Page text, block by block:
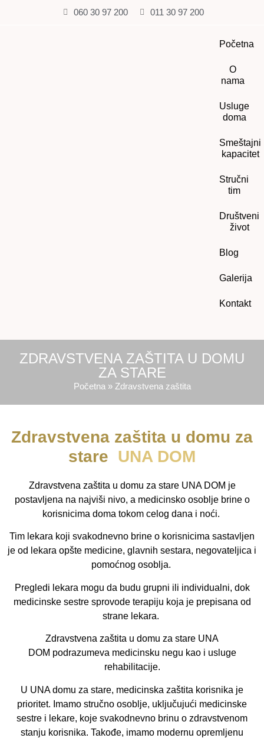
060 30 97 200 011 30 97 200
Početna
O
nama
Usluge
doma
Smeštajni
kapacitet
Stručni
tim
Društveni
život
Blog
Galerija
Kontakt
ZDRAVSTVENA ZAŠTITA U DOMU
ZA STARE
Početna » Zdravstvena zaštita
Zdravstvena zaštita u domu za
stare UNA DOM
Zdravstvena zaštita u domu za stare UNA DOM je
postavljena na najviši nivo, a medicinsko osoblje brine o
korisnicima doma tokom celog dana i noći.
Tim lekara koji svakodnevno brine o korisnicima sastavljen
je od lekara opšte medicine, glavnih sestara, negovateljica i
pomoćnog osoblja.
Pregledi lekara mogu da budu grupni ili individualni, dok
medicinske sestre sprovode terapiju koja je prepisana od
strane lekara.
Zdravstvena zaštita u domu za stare UNA
DOM podrazumeva medicinsku negu kao i usluge
rehabilitacije.
U UNA domu za stare, medicinska zaštita korisnika je
prioritet. Imamo stručno osoblje, uključujući medicinske
sestre i lekare, koje svakodnevno brinu o zdravstvenom
stanju korisnika. Takođe, imamo modernu opremljenu